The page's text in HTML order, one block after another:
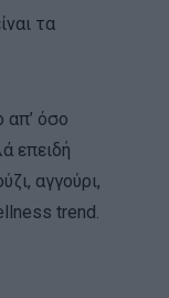
τα
απ’ όσο
επειδή
αγγούρι,
trend.